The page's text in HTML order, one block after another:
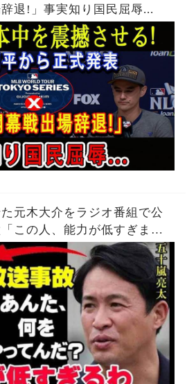
退!」事実知り国民屈辱...
元木大介をラジオ番組で公
この人、能力が低すぎま
発言に球界は賛否両論【海外
】